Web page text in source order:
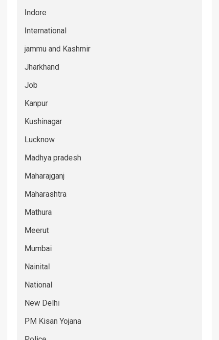
Indore
International
jammu and Kashmir
Jharkhand
Job
Kanpur
Kushinagar
Lucknow
Madhya pradesh
Maharajganj
Maharashtra
Mathura
Meerut
Mumbai
Nainital
National
New Delhi
PM Kisan Yojana